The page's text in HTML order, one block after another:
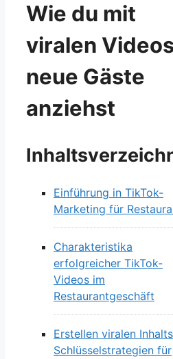
Wie du mit
viralen
neue Gäste
anziehst
Einführung in TikTok-
Marketing für
Charakteristika
erfolgreicher TikTok-
Videos im
Restaurantgeschäft
Erstellen viralen
Schlüsselstrategien für